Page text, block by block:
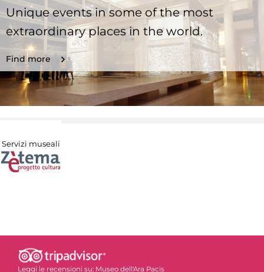
Unique events in some of the most
extraordinary places in the world.
Find more
Servizi museali
Leggi le recensioni su: Museo dell'Ara Pacis